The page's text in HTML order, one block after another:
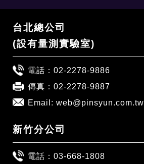
台北總公司
(設有量測實驗室)
電話： 02-2278-9886
傳真：02-2278-9887
Email: web@pinsyun.com.tw
新竹分公司
電話： 03-668-1808